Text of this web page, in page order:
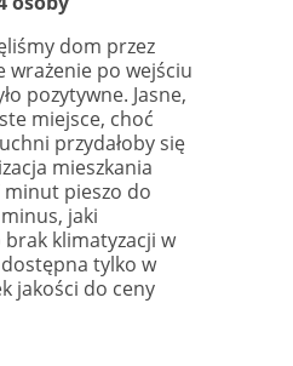
dom przez
wrażenie po wejściu
pozytywne. Jasne,
miejsce, choć
przydałoby się
mieszkania
minut pieszo do
jaki
klimatyzacji w
tylko w
jakości do ceny